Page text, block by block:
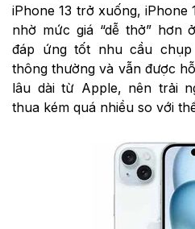
iPhone 13 trở xuống,
nhờ mức giá “dễ thở” hơn
đáp ứng tốt nhu cầu
thông thường và vẫn được
lâu dài từ Apple, nên trải
thua kém quá nhiều so với